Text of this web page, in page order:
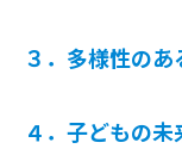
３．多様性の
４．子どもの